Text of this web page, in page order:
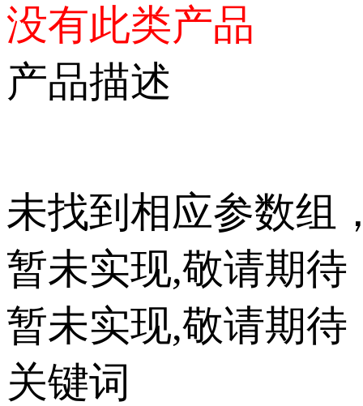
没有此类产品
产品描述
未找到相应参数组
暂未实现,敬请期待
暂未实现,敬请期待
关键词